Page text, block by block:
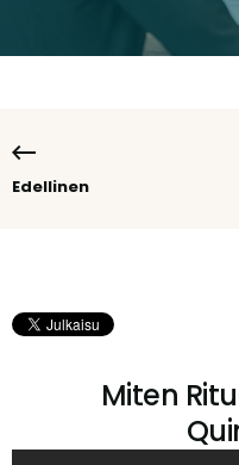
Edellinen
Miten